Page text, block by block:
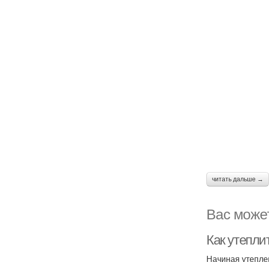
читать дальше →
Вас
Как
Начиная